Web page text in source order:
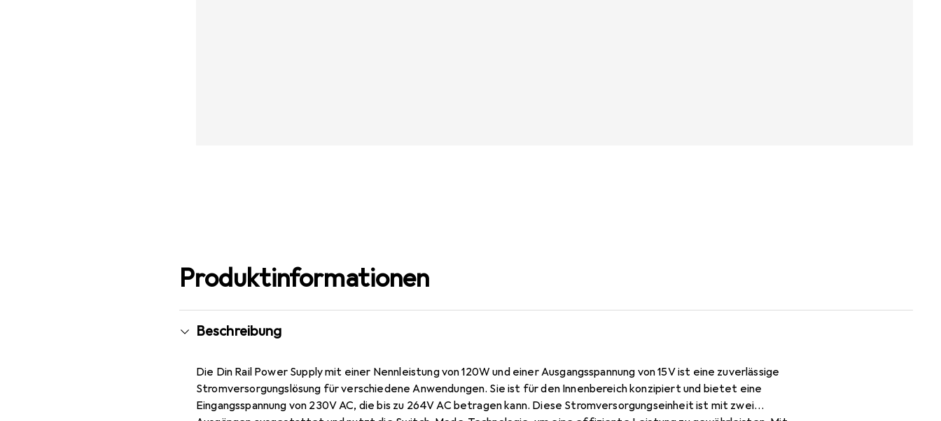
Produktinformationen
Beschreibung
Die Din Rail Power Supply mit einer Nennleistung von 120W und einer Ausgangsspannung von 15V ist eine zuverlässige
Stromversorgungslösung für verschiedene Anwendungen. Sie ist für den Innenbereich konzipiert und bietet eine
Eingangsspannung von 230V AC, die bis zu 264V AC betragen kann. Diese Stromversorgungseinheit ist mit zwei